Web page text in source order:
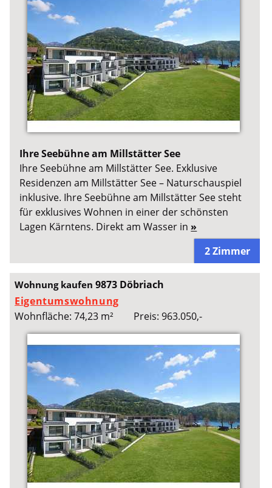
Ihre Seebühne am Millstätter See
Ihre Seebühne am Millstätter See. Exklusive
Residenzen am Millstätter See – Naturschauspiel
inklusive. Ihre Seebühne am Millstätter See steht
für exklusives Wohnen in einer der schönsten
Lagen Kärntens. Direkt am Wasser in »
2 Zimmer
Wohnung kaufen9873 Döbriach
Eigentumswohnung
Wohnfläche: 74,23 m²
Preis: 963.050,-